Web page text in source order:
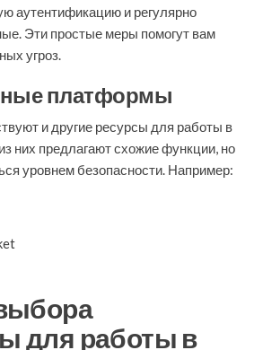
аутентификацию и регулярно
Эти простые меры помогут вам
угроз.
платформы
и другие ресурсы для работы в
них предлагают схожие функции, но
уровнем безопасности. Например:
для работы в